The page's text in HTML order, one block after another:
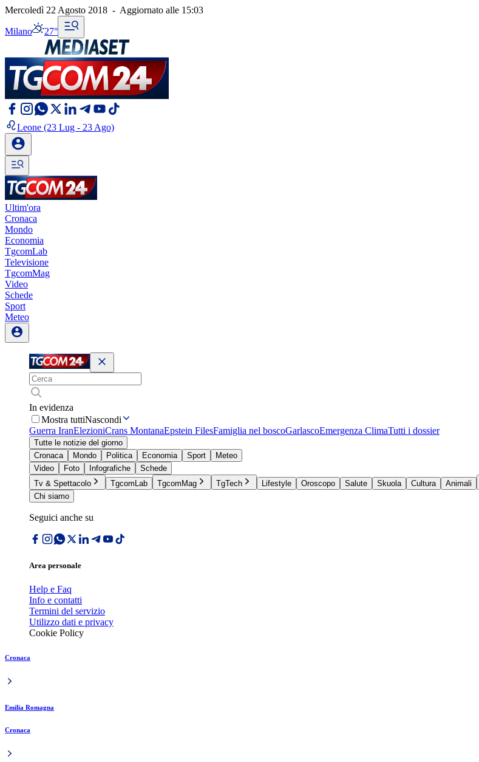
Mercoledì 22 Agosto 2018 - Aggiornato alle 15:03
Milano 27°
Leone (23 Lug - 23 Ago)
Ultim'ora
Cronaca
Mondo
Economia
TgcomLab
Televisione
TgcomMag
Video
Schede
Sport
Meteo
In evidenza
Mostra tuttiNascondi
Guerra IranElezioniCrans MontanaEpstein FilesFamiglia nel boscoGarlascoEmergenza ClimaTutti i dossier
Tutte le notizie del giorno
Cronaca
Mondo Politica Economia Sport
Meteo
Video
Foto Infografiche
Schede
Tv & Spettacolo
TgcomLab TgcomMag TgTech Lifestyle Oroscopo Salute Skuola Cultura Animali
Chi siamo
Seguici anche su
Area personale
Help e Faq
Info e contatti
Termini del servizio
Utilizzo dati e privacy
Cookie Policy
Cronaca
Emilia Romagna
Cronaca